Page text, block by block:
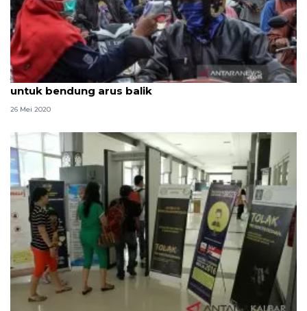
Jawa Barat perketat pengawasan perbatasan
untuk bendung arus balik
26 Mei 2020